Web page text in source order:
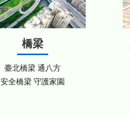
橋梁
臺北橋梁 通八方
安全橋梁 守護家園